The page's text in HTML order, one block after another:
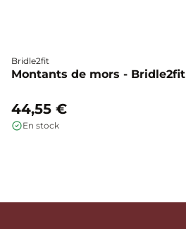
Bridle2fit
Montants de mors - Bridle2fit
44,55 €
En stock